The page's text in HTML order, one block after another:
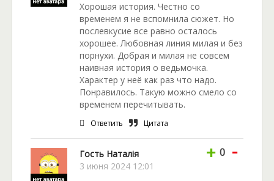
Оказалось, стража ищет опасного демона,
предположительно укрывшегося в доме героини.
По крайне мере, артефакты указывали на его след,
ведущий в домашнюю лабораторию ведьмы.
Однако результаты проверки магнадзора не
выявили следов укрывающейся сущности
демонической природы в жилище героини. Из-за
оплошности стражей лаборатория ведьмы
превратилась в какие-то руины. Принявшись
разгребать завалы, Алания внезапно обнаружила
шерсть из-за воздействия зелья… Ведьма
бросилась спасать животное. Так в её доме
Хорошая история. Честно со
временем я не вспомнила сюжет. Но
послевкусие все равно осталось
хорошее. Любовная линия милая и без
порнухи. Добрая и милая не совсем
наивная история о ведьмочка.
Характер у неё как раз что надо.
Понравилось. Такую можно смело со
временем перечитывать.
Ответить Цитата
Гость Наталія
3 июня 2024 12:01
+ 0 -